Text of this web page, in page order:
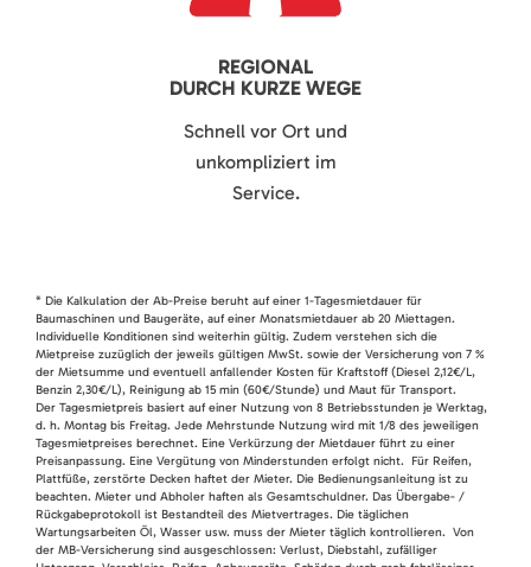
REGIONAL
DURCH KURZE WEGE
Schnell vor Ort und
unkompliziert im
Service.
* Die Kalkulation der Ab-Preise beruht auf einer 1-Tagesmietdauer für
Baumaschinen und Baugeräte, auf einer Monatsmietdauer ab 20 Miettagen.
Individuelle Konditionen sind weiterhin gültig. Zudem verstehen sich die
Mietpreise zuzüglich der jeweils gültigen MwSt. sowie der Versicherung von 7 %
der Mietsumme und eventuell anfallender Kosten für Kraftstoff (Diesel 2,12€/L,
Benzin 2,30€/L), Reinigung ab 15 min (60€/Stunde) und Maut für Transport.
Der Tagesmietpreis basiert auf einer Nutzung von 8 Betriebsstunden je Werktag,
d. h. Montag bis Freitag. Jede Mehrstunde Nutzung wird mit 1/8 des jeweiligen
Tagesmietpreises berechnet. Eine Verkürzung der Mietdauer führt zu einer
Preisanpassung. Eine Vergütung von Minderstunden erfolgt nicht. Für Reifen,
Plattfüße, zerstörte Decken haftet der Mieter. Die Bedienungsanleitung ist zu
beachten. Mieter und Abholer haften als Gesamtschuldner. Das Übergabe- /
Rückgabeprotokoll ist Bestandteil des Mietvertrages. Die täglichen
Wartungsarbeiten Öl, Wasser usw. muss der Mieter täglich kontrollieren. Von
der MB-Versicherung sind ausgeschlossen: Verlust, Diebstahl, zufälliger